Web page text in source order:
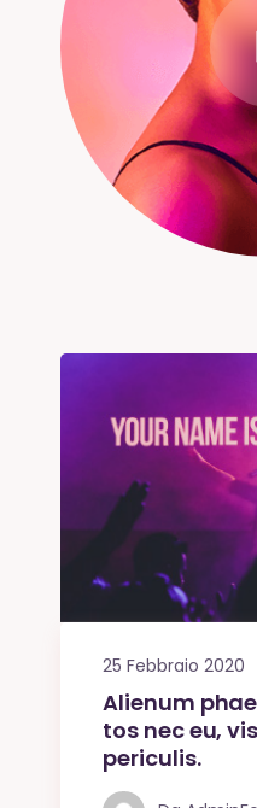
25 Febbraio 2020
Alienum
tos nec eu,
periculis.